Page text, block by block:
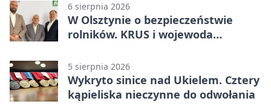
6 sierpnia 2026
W Olsztynie o bezpieczeństwie
rolników. KRUS i wojewoda
5 sierpnia 2026
Wykryto sinice nad Ukielem. Cztery
kąpieliska nieczynne do odwołania